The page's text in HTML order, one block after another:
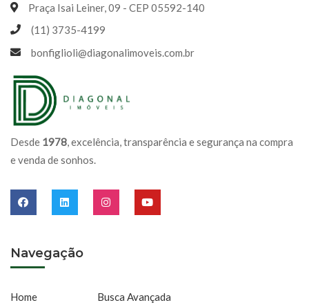
Desde 1978, excelência, transparência e segurança na compra
e venda de sonhos.
Navegação
Home Busca Avançada
Praça Isai Leiner, 09 - CEP 05592-140
(11) 3735-4199
bonfiglioli@diagonalimoveis.com.br